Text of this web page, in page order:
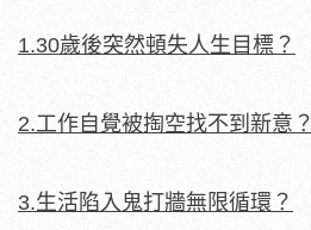
1.30歲後突然頓失人生目標？
2.工作自覺被掏空找不到新意？
3.生活陷入鬼打牆無限循環？